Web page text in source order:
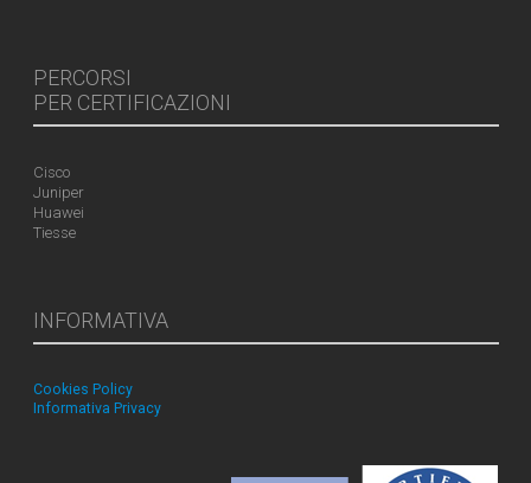
PERCORSI
PER CERTIFICAZIONI
Cisco
Juniper
Huawei
Tiesse
INFORMATIVA
Cookies Policy
Informativa Privacy